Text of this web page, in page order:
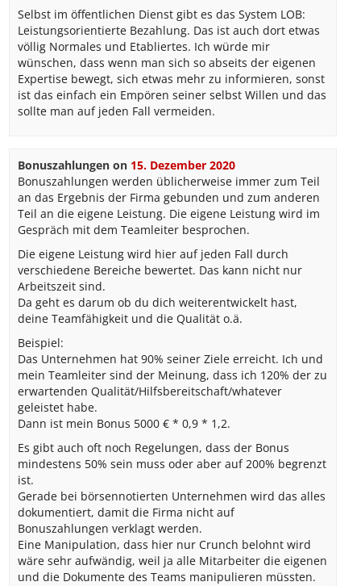
Selbst im öffentlichen Dienst gibt es das System LOB:
Leistungsorientierte Bezahlung. Das ist auch dort etwas
völlig Normales und Etabliertes. Ich würde mir
wünschen, dass wenn man sich so abseits der eigenen
Expertise bewegt, sich etwas mehr zu informieren, sonst
ist das einfach ein Empören seiner selbst Willen und das
sollte man auf jeden Fall vermeiden.
Bonuszahlungenon 15. Dezember 2020
Bonuszahlungen werden üblicherweise immer zum Teil
an das Ergebnis der Firma gebunden und zum anderen
Teil an die eigene Leistung. Die eigene Leistung wird im
Gespräch mit dem Teamleiter besprochen.
Die eigene Leistung wird hier auf jeden Fall durch
verschiedene Bereiche bewertet. Das kann nicht nur
Arbeitszeit sind.
Da geht es darum ob du dich weiterentwickelt hast,
deine Teamfähigkeit und die Qualität o.ä.
Beispiel:
Das Unternehmen hat 90% seiner Ziele erreicht. Ich und
mein Teamleiter sind der Meinung, dass ich 120% der zu
erwartenden Qualität/Hilfsbereitschaft/whatever
geleistet habe.
Dann ist mein Bonus 5000 € * 0,9 * 1,2.
Es gibt auch oft noch Regelungen, dass der Bonus
mindestens 50% sein muss oder aber auf 200% begrenzt
ist.
Gerade bei börsennotierten Unternehmen wird das alles
dokumentiert, damit die Firma nicht auf
Bonuszahlungen verklagt werden.
Eine Manipulation, dass hier nur Crunch belohnt wird
wäre sehr aufwändig, weil ja alle Mitarbeiter die eigenen
und die Dokumente des Teams manipulieren müssten.